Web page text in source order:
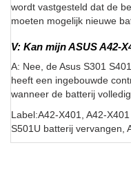
wordt vastgesteld dat de
moeten mogelijk nieuwe
V: Kan mijn ASUS A42-
A: Nee, de Asus S301
heeft een ingebouwde
wanneer de batterij
Label:A42-X401, A42-
S501U batterij vervangen,